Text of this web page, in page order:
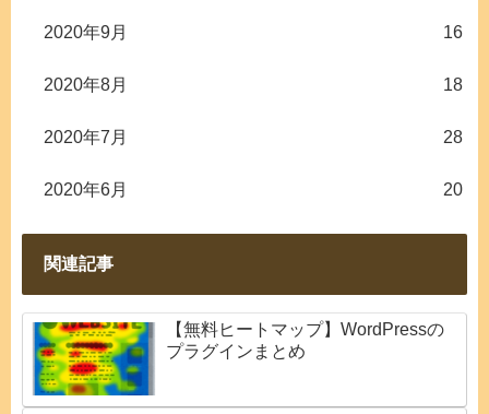
2020年9月 16
2020年8月 18
2020年7月 28
2020年6月 20
関連記事
【無料ヒートマップ】WordPressの
プラグインまとめ